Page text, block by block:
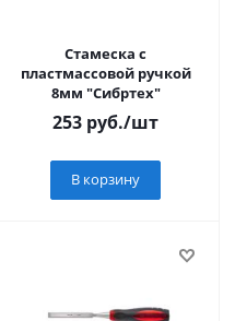
Стамеска с
пластмассовой ручкой
8мм "Сибртех"
253 руб./шт
В корзину